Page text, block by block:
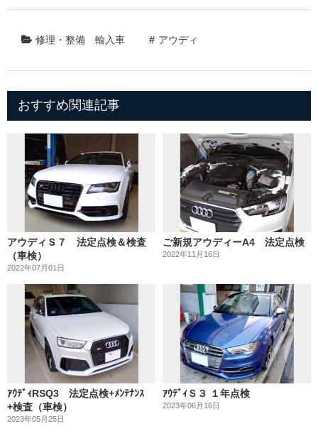
修理・整備 輸入車 アウディ
おすすめ関連記事
アウディＳ７ 法定点検＆検査
（車検）
2022年07月01日
ご新規アウディーA4 法定点検
2022年11月16日
ｱｳﾃﾞｨRSQ3 法定点検+ﾒﾝﾃﾅﾝｽ
+検査（車検）
2023年05月25日
ｱｳﾃﾞｨＳ３ １年点検
2023年06月16日